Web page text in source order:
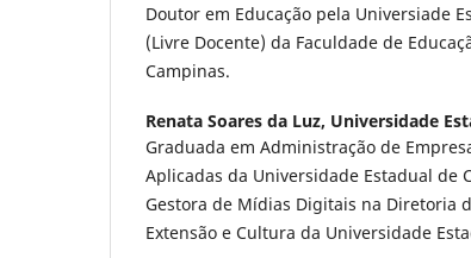
Doutor em Educação pela Universiade
(Livre Docente) da Faculdade de
Campinas.
Renata Soares da Luz, Universidade
Graduada em Administração de
Aplicadas da Universidade Estadual de
Gestora de Mídias Digitais na Diretoria
Extensão e Cultura da Universidade